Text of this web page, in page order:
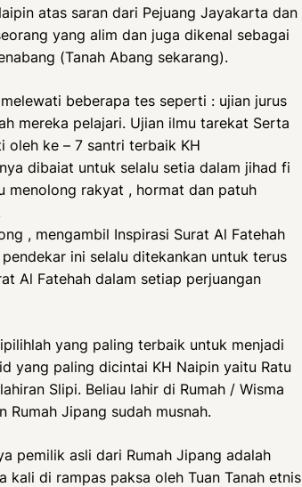
atas saran dari Pejuang Jayakarta dan
yang alim dan juga dikenal sebagai
(Tanah Abang sekarang).
beberapa tes seperti : ujian jurus
mereka pelajari. Ujian ilmu tarekat Serta
oleh ke – 7 santri terbaik KH
dibaiat untuk selalu setia dalam jihad fi
menolong rakyat , hormat dan patuh
, mengambil Inspirasi Surat Al Fatehah
ini selalu ditekankan untuk terus
Al Fatehah dalam setiap perjuangan
yang paling terbaik untuk menjadi
yang paling dicintai KH Naipin yaitu Ratu
Slipi. Beliau lahir di Rumah / Wisma
Jipang sudah musnah.
pemilik asli dari Rumah Jipang adalah
kali di rampas paksa oleh Tuan Tanah etnis